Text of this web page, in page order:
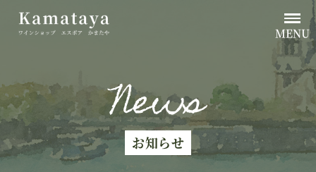
MENU
News
お知らせ